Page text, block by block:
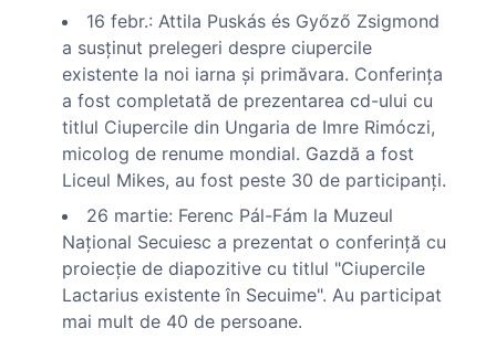
16 febr.: Attila Puskás és Győző Zsigmond
a susţinut prelegeri despre ciupercile
existente la noi iarna şi primăvara. Conferinţa
a fost completată de prezentarea cd-ului cu
titlul Ciupercile din Ungaria de Imre Rimóczi,
micolog de renume mondial. Gazdă a fost
Liceul Mikes, au fost peste 30 de participanţi.
26 martie: Ferenc Pál-Fám la Muzeul
Naţional Secuiesc a prezentat o conferinţă cu
proiecţie de diapozitive cu titlul "Ciupercile
Lactarius existente în Secuime". Au participat
mai mult de 40 de persoane.